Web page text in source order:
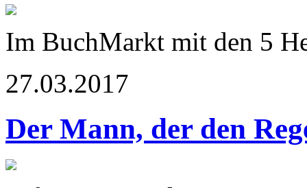
Im BuchMarkt mit den 5
27.03.2017
Der Mann, der den